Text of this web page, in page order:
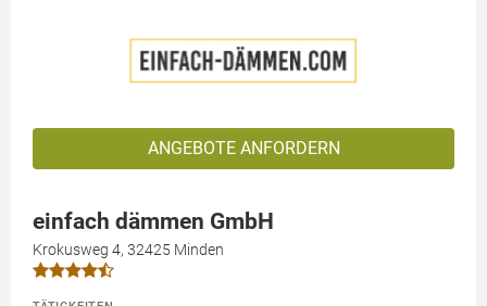
ANGEBOTE ANFORDERN
einfach dämmen GmbH
Krokusweg 4, 32425 Minden